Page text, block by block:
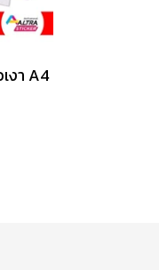
งา A4